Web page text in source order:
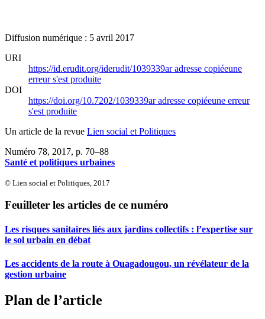
Diffusion numérique : 5 avril 2017
URI
https://id.erudit.org/iderudit/1039339aradresse copiéeune
erreur s'est produite
DOI
https://doi.org/10.7202/1039339aradresse copiéeune erreur
s'est produite
Un article de la revue Lien social et Politiques
Numéro 78, 2017, p. 70–88
Santé et politiques urbaines
© Lien social et Politiques, 2017
Feuilleter les articles de ce numéro
Les risques sanitaires liés aux jardins collectifs : l’expertise sur
le sol urbain en débat
Les accidents de la route à Ouagadougou, un révélateur de la
gestion urbaine
Plan de l’article